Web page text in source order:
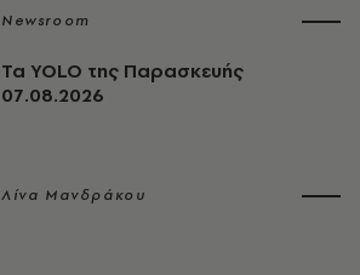
Newsroom
Τα YOLO της Παρασκευής
07.08.2026
Λίνα Μανδράκου